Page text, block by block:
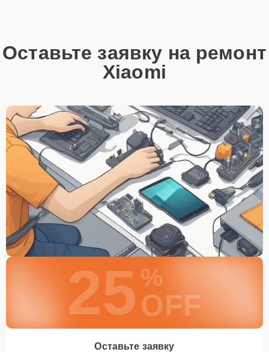
Оставьте заявку на ремонт
Xiaomi
25 %
OFF
Оставьте заявку